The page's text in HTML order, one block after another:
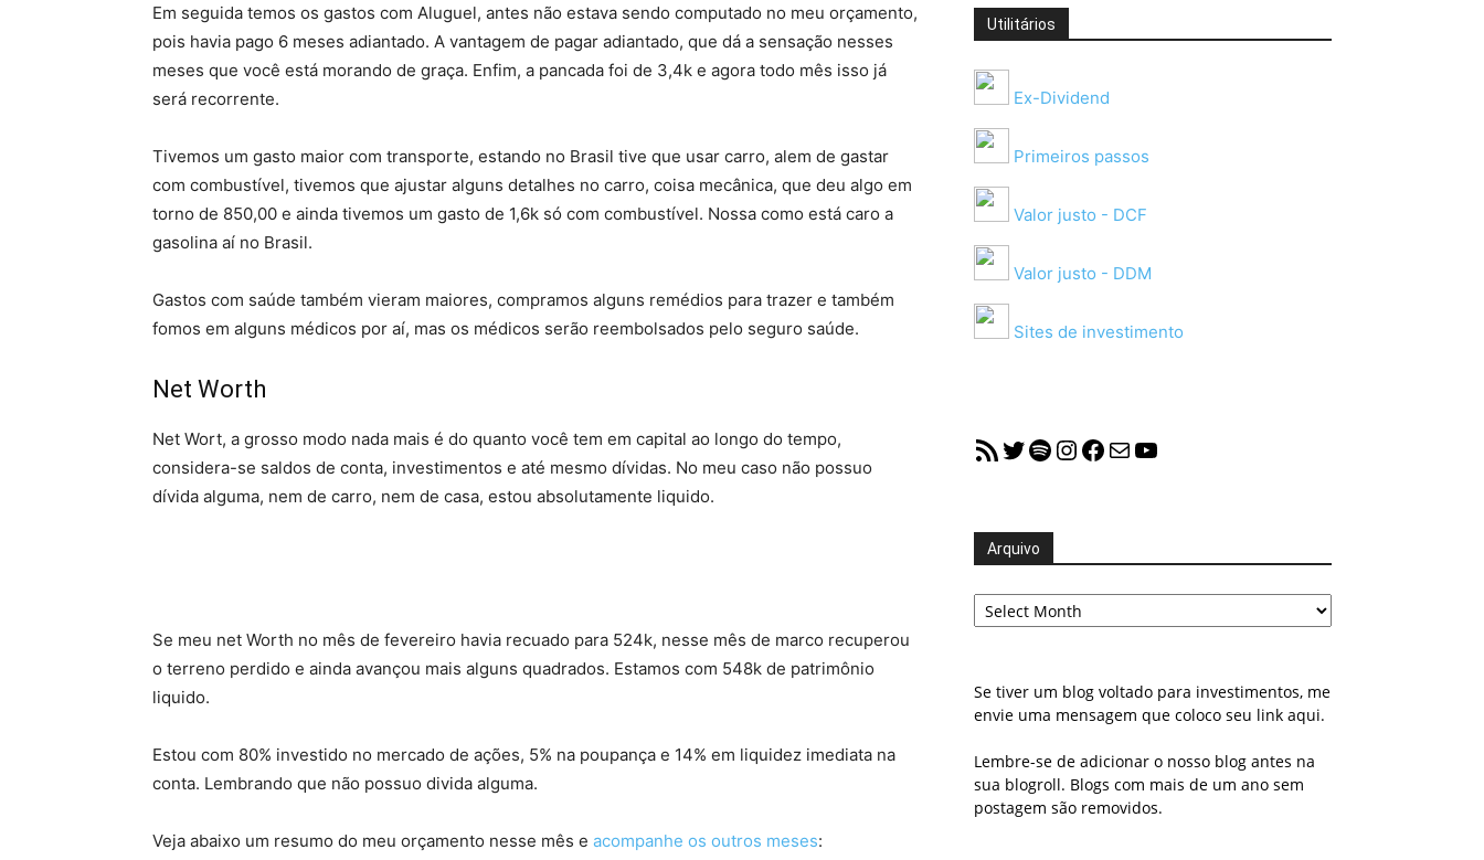
Em seguida temos os gastos com Aluguel, antes não estava sendo computado no meu orçamento,
pois havia pago 6 meses adiantado. A vantagem de pagar adiantado, que dá a sensação nesses
meses que você está morando de graça. Enfim, a pancada foi de 3,4k e agora todo mês isso já
será recorrente.
Tivemos um gasto maior com transporte, estando no Brasil tive que usar carro, alem de gastar
com combustível, tivemos que ajustar alguns detalhes no carro, coisa mecânica, que deu algo em
torno de 850,00 e ainda tivemos um gasto de 1,6k só com combustível. Nossa como está caro a
gasolina aí no Brasil.
Gastos com saúde também vieram maiores, compramos alguns remédios para trazer e também
fomos em alguns médicos por aí, mas os médicos serão reembolsados pelo seguro saúde.
Net Worth
Net Wort, a grosso modo nada mais é do quanto você tem em capital ao longo do tempo,
considera-se saldos de conta, investimentos e até mesmo dívidas. No meu caso não possuo
dívida alguma, nem de carro, nem de casa, estou absolutamente liquido.
Se meu net Worth no mês de fevereiro havia recuado para 524k, nesse mês de marco recuperou
o terreno perdido e ainda avançou mais alguns quadrados. Estamos com 548k de patrimônio
liquido.
Estou com 80% investido no mercado de ações, 5% na poupança e 14% em liquidez imediata na
conta. Lembrando que não possuo divida alguma.
Veja abaixo um resumo do meu orçamento nesse mês e acompanhe os outros meses:
Utilitários
Ex-Dividend
Primeiros passos
Valor justo - DCF
Valor justo - DDM
Sites de investimento
RSS FeedTwitter
Spotify
Instagram
Facebook
MailYouTube
Arquivo
Arquivo
Se tiver um blog voltado para investimentos, me
envie uma mensagem que coloco seu link aqui.
Lembre-se de adicionar o nosso blog antes na
sua blogroll. Blogs com mais de um ano sem
postagem são removidos.